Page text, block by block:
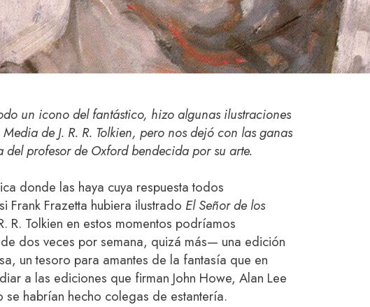
un icono del fantástico, hizo algunas ilustraciones
de J. R. R. Tolkien, pero nos dejó con las ganas
del profesor de Oxford bendecida por su arte.
donde las haya cuya respuesta todos
Frank Frazetta hubiera ilustrado El Señor de los
R. Tolkien en estos momentos podríamos
dos veces por semana, quizá más— una edición
un tesoro para amantes de la fantasía que en
a las ediciones que firman John Howe, Alan Lee
se habrían hecho colegas de estantería.